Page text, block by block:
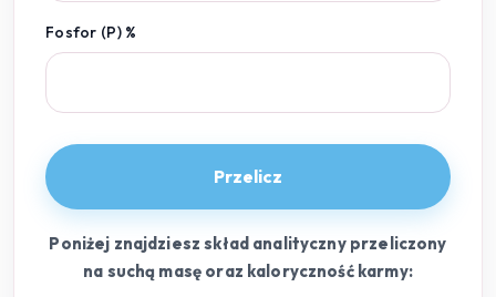
Fosfor (P) %
Przelicz
Poniżej znajdziesz skład analityczny przeliczony
na suchą masę oraz kaloryczność karmy: